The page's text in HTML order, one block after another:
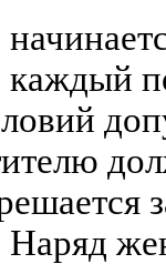
каждый
Наряд